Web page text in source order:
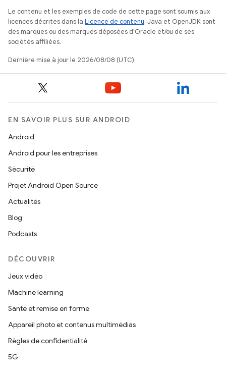
Le contenu et les exemples de code de cette page sont soumis aux
licences décrites dans la Licence de contenu. Java et OpenJDK sont
des marques ou des marques déposées d'Oracle et/ou de ses
sociétés affiliées.
Dernière mise à jour le 2026/08/08 (UTC).
EN SAVOIR PLUS SUR ANDROID
Android
Android pour les entreprises
Sécurité
Projet Android Open Source
Actualités
Blog
Podcasts
DÉCOUVRIR
Jeux vidéo
Machine learning
Santé et remise en forme
Appareil photo et contenus multimédias
Règles de confidentialité
5G